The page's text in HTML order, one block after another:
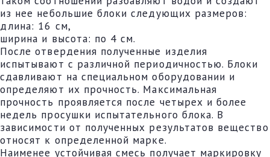
из нее небольшие блоки следующих размеров:
длина: 16 см,
ширина и высота: по 4 см.
После отвердения полученные изделия
испытывают с различной периодичностью. Блоки
сдавливают на специальном оборудовании и
определяют их прочность. Максимальная
прочность проявляется после четырех и более
недель просушки испытательного блока. В
зависимости от полученных результатов вещество
относят к определенной марке.
Наименее устойчивая смесь получает маркировку